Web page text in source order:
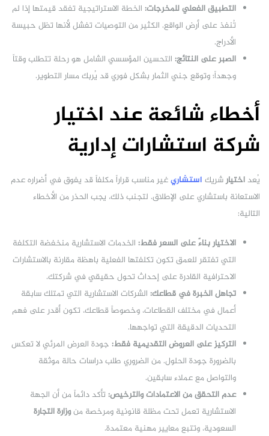
التطبيق الفعلي للمخرجات: الخطة الاستراتيجية تفقد قيمتها إذا لم
تُنفذ على أرض الواقع. الكثير من التوصيات تفشل لأنها تظل حبيسة
الأدراج.
الصبر على النتائج: التحسين المؤسسي الشامل هو رحلة تتطلب وقتاً
وجهداً؛ وتوقع جني الثمار بشكل فوري قد يُربك مسار التطوير.
أخطاء شائعة عند اختيار
شركة استشارات إدارية
يُعداختيارشريك استشاريغير مناسب قراراً مكلفاً قد يفوق في أضراره عدم
الاستعانة باستشاري على الإطلاق. لتجنب ذلك، يجب الحذر من الأخطاء
التالية:
الاختيار بناءً على السعر فقط: الخدمات الاستشارية منخفضة التكلفة
التي تفتقر للعمق تكون تكلفتها الفعلية باهظة مقارنة بالاستشارات
الاحترافية القادرة على إحداث تحول حقيقي في شركتك.
تجاهل الخبرة في قطاعك: الشركات الاستشارية التي تمتلك سابقة
أعمال في مختلف القطاعات، وخصوصاً قطاعك، تكون أقدر على فهم
التحديات الدقيقة التي تواجهها.
التركيز على العروض التقديمية فقط: جودة العرض المرئي لا تعكس
بالضرورة جودة الحلول. من الضروري طلب دراسات حالة موثقة
والتواصل مع عملاء سابقين.
عدم التحقق من الاعتمادات والترخيص: تأكد دائماً من أن الجهة
الاستشارية تعمل تحت مظلة قانونية ومرخصة منوزارة التجارة
السعودية، وتتبع معايير مهنية معتمدة.